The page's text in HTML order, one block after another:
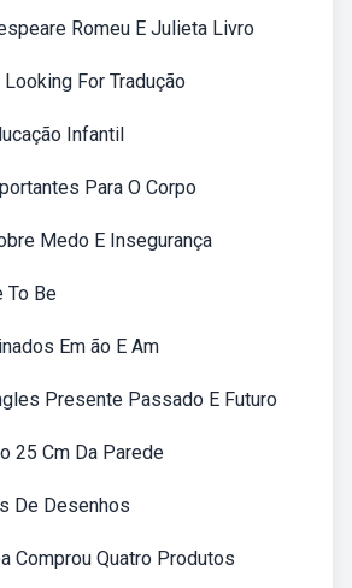
Romeu E Julieta Livro
Looking For Tradução
Infantil
Para O Corpo
Medo E Insegurança
To Be
Em ão E Am
Presente Passado E Futuro
25 Cm Da Parede
De Desenhos
Comprou Quatro Produtos